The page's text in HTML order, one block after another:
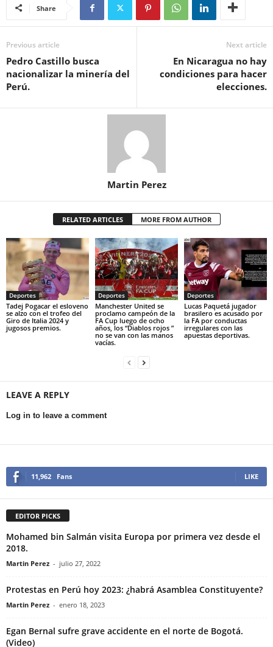
Share
Previous article
Pedro Castillo busca
nacionalizar la minería del
Perú.
Next article
En Nicaragua no hay
condiciones para hacer
elecciones.
Martin Perez
RELATED ARTICLES MORE FROM AUTHOR
Deportes
Tadej Pogacar el esloveno
se alzo con el trofeo del
Giro de Italia 2024 y
jugosos premios.
Deportes
Manchester United se
proclamo campeón de la
FA Cup luego de ocho
años, los “Diablos rojos ”
no se van con las manos
vacías.
Deportes
Lucas Paquetá jugador
brasilero es acusado por
la FA por conductas
irregulares con las
apuestas deportivas.
LEAVE A REPLY
Log in to leave a comment
11,962 Fans LIKE
EDITOR PICKS
Mohamed bin Salmán visita Europa por primera vez desde el
2018.
Martin Perez - julio 27, 2022
Protestas en Perú hoy 2023: ¿habrá Asamblea Constituyente?
Martin Perez - enero 18, 2023
Egan Bernal sufre grave accidente en el norte de Bogotá.
(Video)